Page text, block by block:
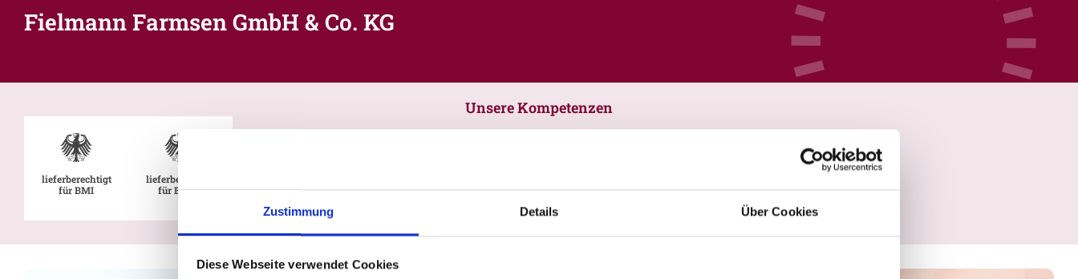
Zustimmung Details Über Cookies
Diese Webseite verwendet Cookies
Fielmann Farmsen GmbH & Co. KG
Unsere Kompetenzen
lieferberechtigt
für BMI
lieferberechtigt
für BMVg